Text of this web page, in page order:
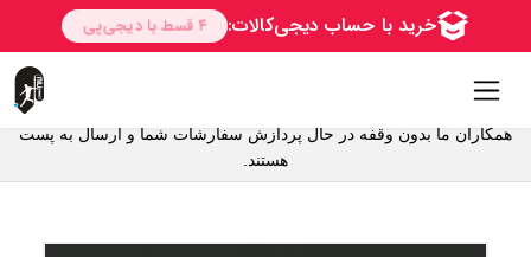
همکاران ما بدون وقفه در حال پردازش سفارشات شما و ارسال به پست
هستند.